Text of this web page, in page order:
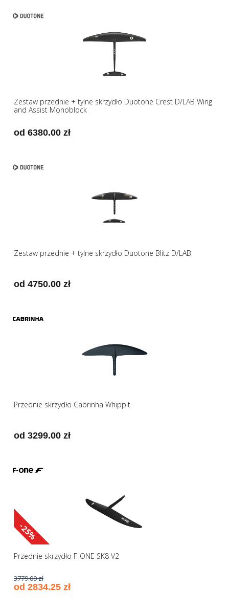
Zestaw przednie + tylne skrzydło Duotone Crest D/LAB Wing
and Assist Monoblock
od 6380.00 zł
Zestaw przednie + tylne skrzydło Duotone Blitz D/LAB
od 4750.00 zł
Przednie skrzydło Cabrinha Whippit
od 3299.00 zł
-25%
Przednie skrzydło F-ONE SK8 V2
3779.00 zł
od 2834.25 zł